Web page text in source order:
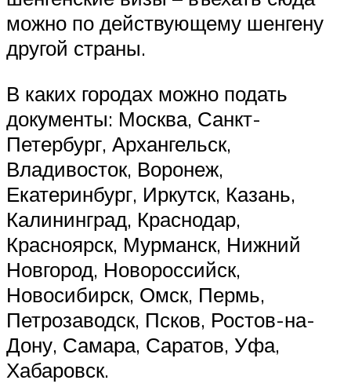
можно по действующему шенгену
другой страны.
В каких городах можно подать
документы: Москва, Санкт-
Петербург, Архангельск,
Владивосток, Воронеж,
Екатеринбург, Иркутск, Казань,
Калининград, Краснодар,
Красноярск, Мурманск, Нижний
Новгород, Новороссийск,
Новосибирск, Омск, Пермь,
Петрозаводск, Псков, Ростов-на-
Дону, Самара, Саратов, Уфа,
Хабаровск.